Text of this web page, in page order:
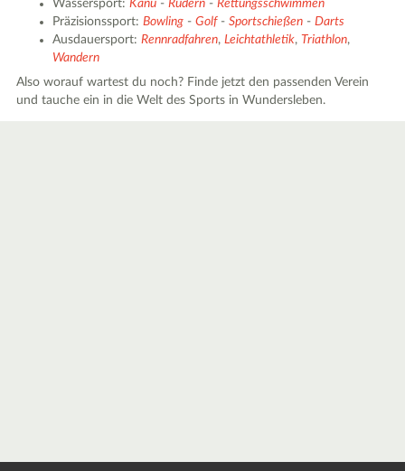
Wassersport:Kanu -Rudern -Rettungsschwimmen
Präzisionssport:Bowling -Golf-Sportschießen -Darts
Ausdauersport:Rennradfahren,Leichtathletik, Triathlon,
Wandern
Also worauf wartest du noch? Finde jetzt den passenden Verein
und tauche ein in die Welt des Sports in Wundersleben.